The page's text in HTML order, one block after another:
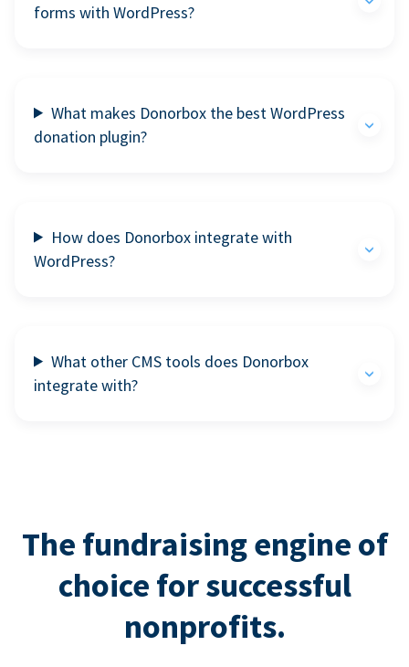
forms with WordPress?
What makes Donorbox the best WordPress
donation plugin?
How does Donorbox integrate with
WordPress?
What other CMS tools does Donorbox
integrate with?
The fundraising engine of
choice for successful
nonprofits.